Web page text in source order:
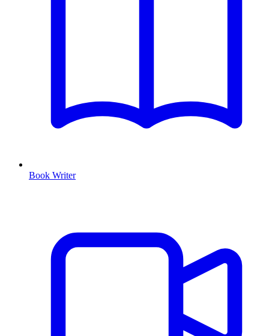
Book Writer